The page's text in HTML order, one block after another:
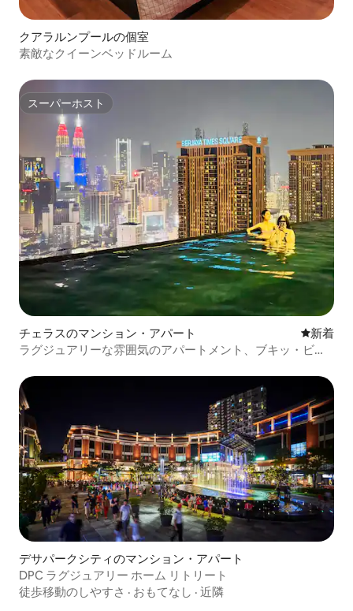
クアラルンプールの個室
素敵なクイーンベッドルーム
スーパーホスト
スーパーホスト
チェラスのマンション・アパート 新しい宿
新着
ラグジュアリーな雰囲気のアパートメント、ブキッ・ビン
デサパークシティのマンション・アパート
DPC ラグジュアリー ホーム リトリート
徒歩移動のしやすさ · おもてなし · 近隣